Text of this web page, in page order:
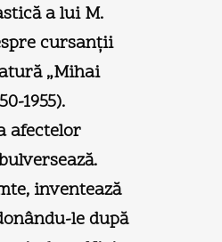
a lui M.
cursanţii
„Mihai
1955).
afectelor
inventează
le după